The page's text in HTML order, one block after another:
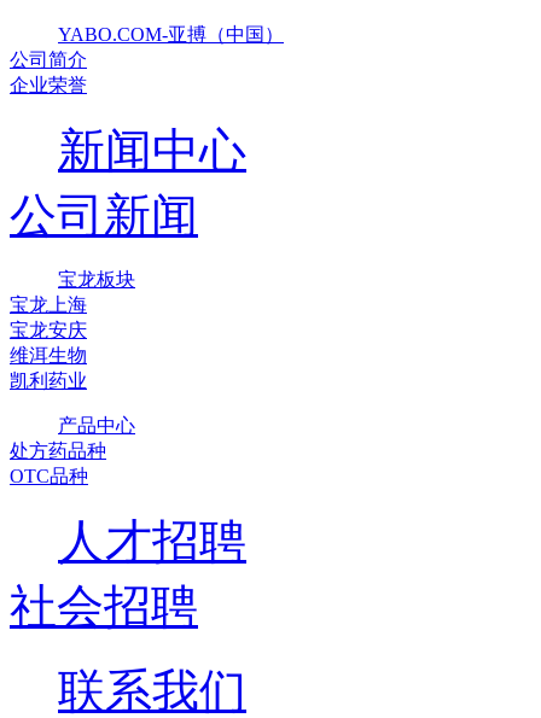
YABO.COM-亚搏（中国）
公司简介
企业荣誉
新闻中心
公司新闻
宝龙板块
宝龙上海
宝龙安庆
维洱生物
凯利药业
产品中心
处方药品种
OTC品种
人才招聘
社会招聘
联系我们